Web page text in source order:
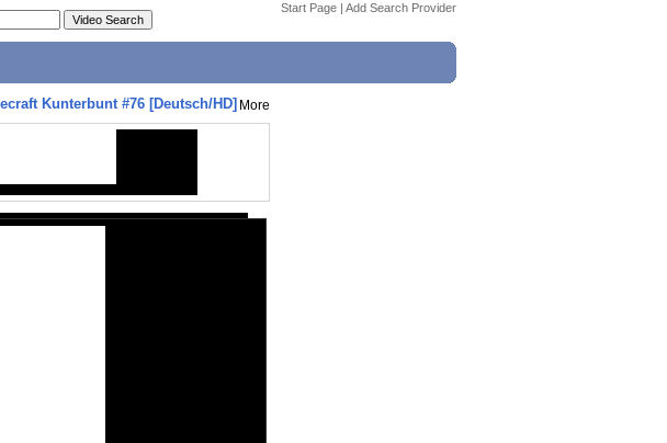
Start Page | Add Search Provider
Kunterbunt #76 [Deutsch/HD] More